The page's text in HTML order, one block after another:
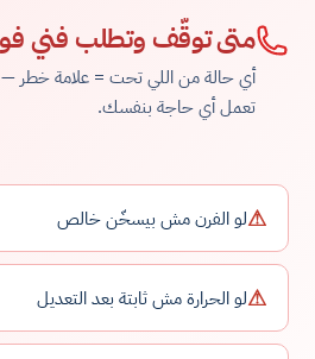
متى توقّف وتطلب فني
أي حالة من اللي تحت = علامة خطر
تعمل أي حاجة بنفسك.
⚠لو الفرن مش بيسخّن خالص
⚠لو الحرارة مش ثابتة بعد التعديل